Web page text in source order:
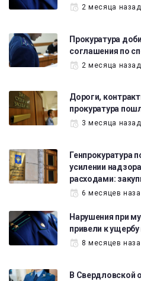
2 месяца назад
Прокуратура
соглашения по
2 месяца назад
Дороги,
прокуратура
3 месяца назад
Генпрокуратура
усилении
расходами:
6 месяцев
Нарушения при
привели к
8 месяцев
В Свердловской